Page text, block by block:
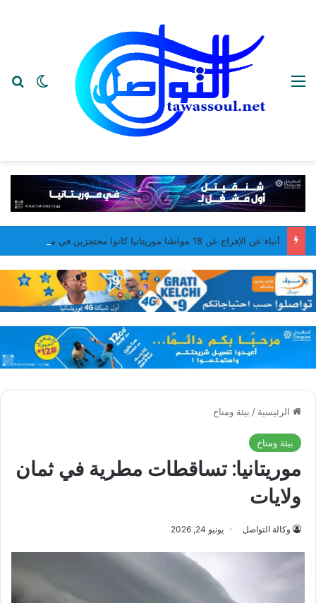
الوضع القائمة
الرئيسية / بيئة ومناخ
بيئة ومناخ
موريتانيا: تساقطات مطرية في ثمان
ولايات
وكالة التواصل يونيو 24, 2026